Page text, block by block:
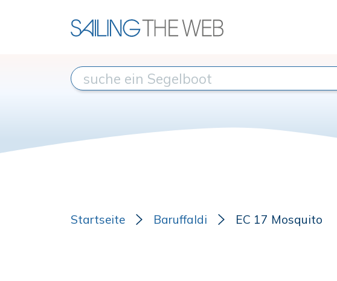
Startseite Baruffaldi EC 17 Mosquito